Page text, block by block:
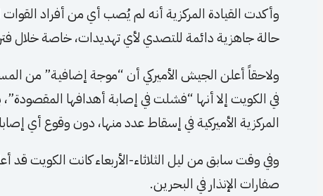
وأكدت القيادة المركزية أنه لم يُصب أي من أفراد
حالة جاهزية دائمة للتصدي لأي تهديدات، خاصة خلال
ولاحقاً أعلن الجيش الأميركي أن “موجة إضافية” من
في الكويت إلا أنها “فشلت في إصابة أهدافها
المركزية الأميركية في إسقاط عدد منها، دون وقوع أي
وفي وقت سابق من ليل الثلاثاء-الأربعاء كانت الكويت
صفارات الإنذار في البحرين.